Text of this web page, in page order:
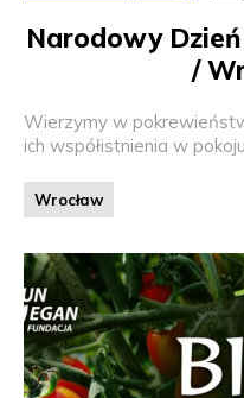
Narodowy
/
Wierzymy w
ich współistnienia w
Wrocław